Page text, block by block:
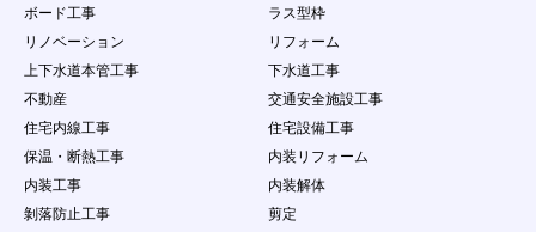
り、第三者に使用されていることが判明した場合
には、直ちに当社に申し出するとともに、当社の
は、事務局は一切の責任を負わないものとしま
す。
２．会員は、自己の責任にもとづき本サービスを利用
するものとし、会員が公開するコンテンツについ
ボード工事
ラス型枠
リノベーション
リフォーム
上下水道本管工事
下水道工事
不動産
交通安全施設工事
住宅内線工事
住宅設備工事
保温・断熱工事
内装リフォーム
内装工事
内装解体
剝落防止工事
剪定